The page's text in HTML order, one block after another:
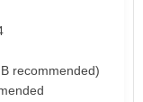
recommended)